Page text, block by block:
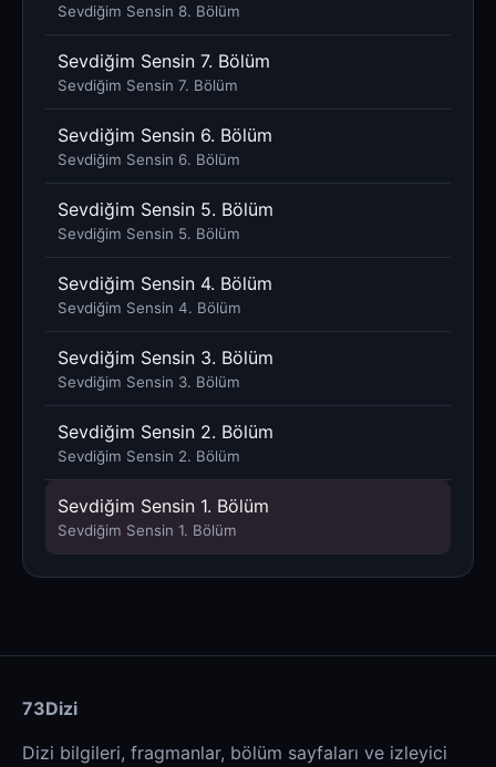
Sevdiğim Sensin 8. Bölüm
Sevdiğim Sensin 7. Bölüm
Sevdiğim Sensin 7. Bölüm
Sevdiğim Sensin 6. Bölüm
Sevdiğim Sensin 6. Bölüm
Sevdiğim Sensin 5. Bölüm
Sevdiğim Sensin 5. Bölüm
Sevdiğim Sensin 4. Bölüm
Sevdiğim Sensin 4. Bölüm
Sevdiğim Sensin 3. Bölüm
Sevdiğim Sensin 3. Bölüm
Sevdiğim Sensin 2. Bölüm
Sevdiğim Sensin 2. Bölüm
Sevdiğim Sensin 1. Bölüm
Sevdiğim Sensin 1. Bölüm
73Dizi
Dizi bilgileri, fragmanlar, bölüm sayfaları ve izleyici